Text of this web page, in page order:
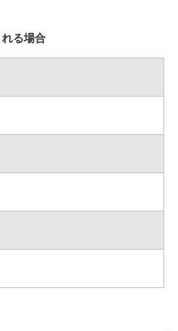
れる場合